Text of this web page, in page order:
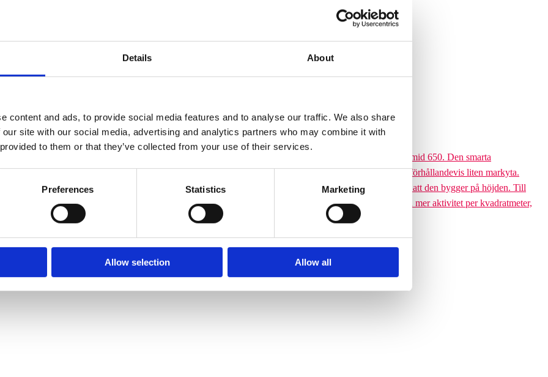
Details About
content and ads, to provide social media features and to analyse our traffic. We also share
site with our social media, advertising and analytics partners who may combine it with
to them or that they’ve collected from your use of their services.
Preferences Statistics Marketing
Allow selection Allow all
finns i flera storlekar, från tre meters höjd upp till den 6,5 meter höga Climbing pyramid 650. Läs mer...
klätterpyramider finns i flera storlekar, från tre meters höjd upp till den 6,5 meter höga Climbing pyramid 650. Den smarta
barn från cirka 6 år och uppåt att klättra på en och samma gång. Dessutom tar klätterpyramiden upp en förhållandevis liten markyta.
med en diameter på cirka 9–14,5 meter. Det som gör klätterpyramiden till ett yteffektivt val är att den bygger på höjden. Till
större plats, maximerar nätstrukturen antalet användare på ytan. Ni får plats med betydligt fler barn och mer aktivitet per kvadratmeter,
och kommunala parker.
där man kan förena leken med matematikutmaningar